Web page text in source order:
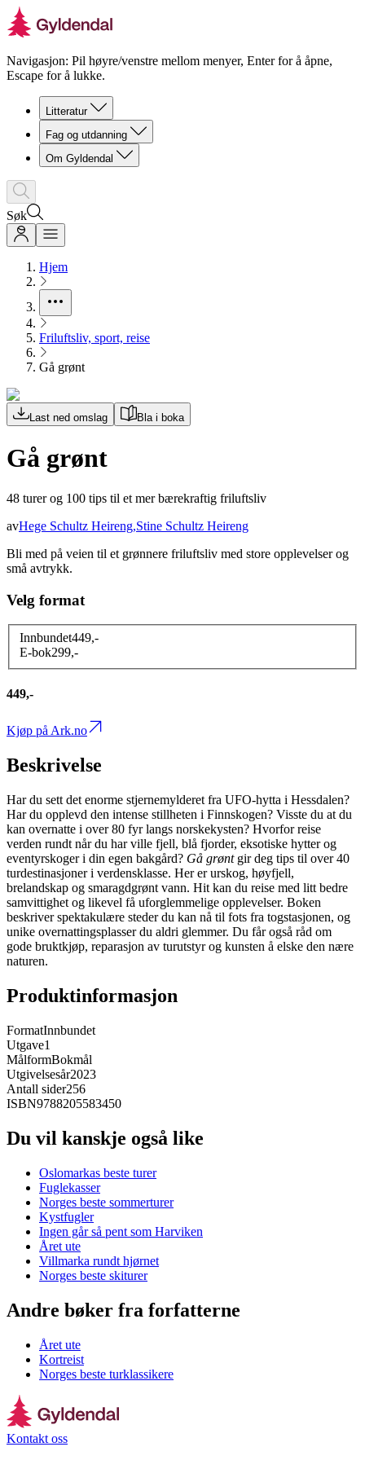
Navigasjon: Pil høyre/venstre mellom menyer, Enter for å åpne,
Escape for å lukke.
Litteratur
Fag og utdanning
Om Gyldendal
Søk
Hjem
Friluftsliv, sport, reise
Gå grønt
Last ned omslag Bla i boka
Gå grønt
48 turer og 100 tips til et mer bærekraftig friluftsliv
avHege Schultz Heireng,Stine Schultz Heireng
Bli med på veien til et grønnere friluftsliv med store opplevelser og
små avtrykk.
Velg format
Innbundet449,-
E-bok299,-
449,-
Kjøp på Ark.no
Beskrivelse
Har du sett det enorme stjernemylderet fra UFO-hytta i Hessdalen?
Har du opplevd den intense stillheten i Finnskogen? Visste du at du
kan overnatte i over 80 fyr langs norskekysten? Hvorfor reise
verden rundt når du har ville fjell, blå fjorder, eksotiske hytter og
eventyrskoger i din egen bakgård? Gå grøntgir deg tips til over 40
turdestinasjoner i verdensklasse. Her er urskog, høyfjell,
brelandskap og smaragdgrønt vann. Hit kan du reise med litt bedre
samvittighet og likevel få uforglemmelige opplevelser. Boken
beskriver spektakulære steder du kan nå til fots fra togstasjonen, og
unike overnattingsplasser du aldri glemmer. Du får også råd om
gode bruktkjøp, reparasjon av turutstyr og kunsten å elske den nære
naturen.
Produktinformasjon
FormatInnbundet
Utgave1
MålformBokmål
Utgivelsesår2023
Antall sider256
ISBN9788205583450
Du vil kanskje også like
Oslomarkas beste turer
Fuglekasser
Norges beste sommerturer
Kystfugler
Ingen går så pent som Harviken
Året ute
Villmarka rundt hjørnet
Norges beste skiturer
Andre bøker fra forfatterne
Året ute
Kortreist
Norges beste turklassikere
Kontakt oss